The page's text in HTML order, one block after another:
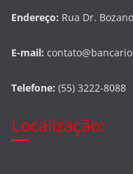
Endereço: Rua Dr.
E-mail:
Telefone: (55) 3222-8088
Localização: